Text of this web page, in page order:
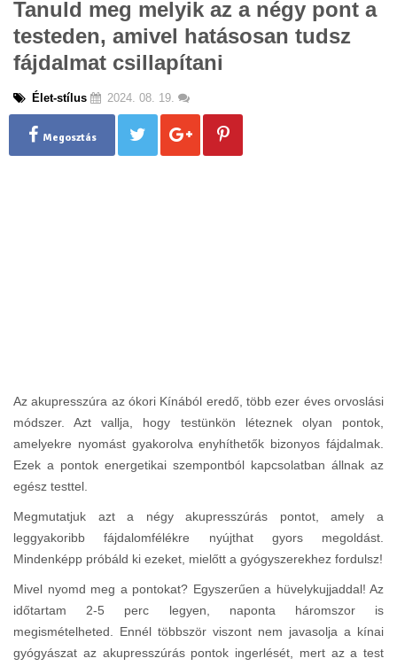
g
Tanuld meg melyik az a négy pont a
testeden, amivel hatásosan tudsz
fájdalmat csillapítani
Élet-stílus 2024. 08. 19.
Megosztás
Az akupresszúra az ókori Kínából eredő, több ezer éves orvoslási
módszer. Azt vallja, hogy testünkön léteznek olyan pontok,
amelyekre nyomást gyakorolva enyhíthetők bizonyos fájdalmak.
Ezek a pontok energetikai szempontból kapcsolatban állnak az
egész testtel.
Megmutatjuk azt a négy akupresszúrás pontot, amely a
leggyakoribb fájdalomfélékre nyújthat gyors megoldást.
Mindenképp próbáld ki ezeket, mielőtt a gyógyszerekhez fordulsz!
Mivel nyomd meg a pontokat? Egyszerűen a hüvelykujjaddal! Az
időtartam 2-5 perc legyen, naponta háromszor is
megismételheted. Ennél többször viszont nem javasolja a kínai
gyógyászat az akupresszúrás pontok ingerlését, mert az a test